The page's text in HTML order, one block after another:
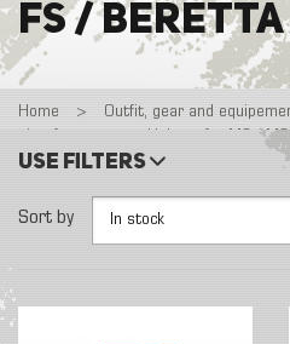
No products
FS / BERETTA
Home > Outfit, gear and
Holster for M9 /
Use filters
Sort by In stock